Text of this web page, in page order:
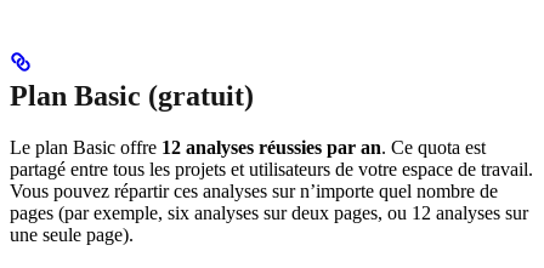
Plan Basic (gratuit)
Le plan Basic offre 12 analyses réussies par an. Ce quota est
partagé entre tous les projets et utilisateurs de votre espace de travail.
Vous pouvez répartir ces analyses sur n’importe quel nombre de
pages (par exemple, six analyses sur deux pages, ou 12 analyses sur
une seule page).